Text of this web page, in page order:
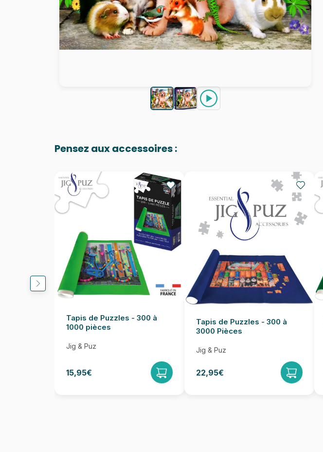
Pensez aux accessoires :
Tapis de Puzzles - 300 à
1000 pièces
Jig & Puz
15,95€
Tapis de Puzzles - 300 à
3000 Pièces
Jig & Puz
22,95€